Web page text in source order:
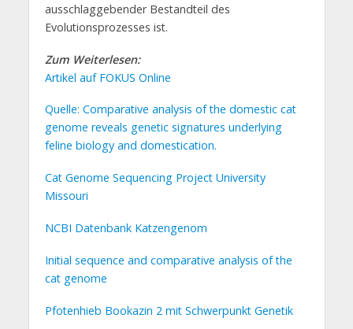
ausschlaggebender Bestandteil des
Evolutionsprozesses ist.
Zum Weiterlesen:
Artikel auf FOKUS Online
Quelle: Comparative analysis of the domestic cat
genome reveals genetic signatures underlying
feline biology and domestication.
Cat Genome Sequencing Project University
Missouri
NCBI Datenbank Katzengenom
Initial sequence and comparative analysis of the
cat genome
Pfotenhieb Bookazin 2 mit Schwerpunkt Genetik